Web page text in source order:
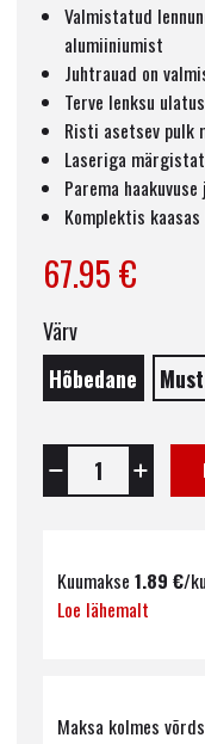
Valmistatud
alumiiniumist
Juhtrauad on
Terve lenksu
Risti asetsev pulk
Laseriga
Parema
Komplektis
67.95 €
Värv
Hõbedane
Must
Kuumakse 1.89 €/
Loe lähemalt
Maksa kolmes